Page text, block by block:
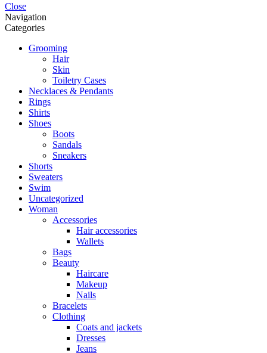
Close
Navigation
Categories
Grooming
Hair
Skin
Toiletry Cases
Necklaces & Pendants
Rings
Shirts
Shoes
Boots
Sandals
Sneakers
Shorts
Sweaters
Swim
Uncategorized
Woman
Accessories
Hair accessories
Wallets
Bags
Beauty
Haircare
Makeup
Nails
Bracelets
Clothing
Coats and jackets
Dresses
Jeans